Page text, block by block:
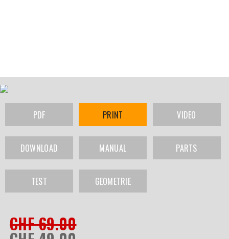
PDF PRINT VIDEO
DOWNLOAD MANUAL PARTS
TEST GEOMETRIE
CHF 69.00